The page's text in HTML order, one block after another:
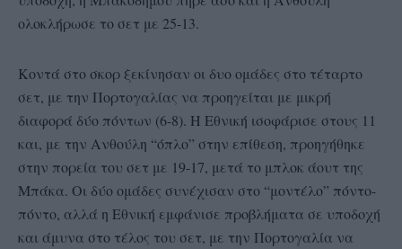
ολοκλήρωσε το σετ με 25-13.
Κοντά στο σκορ ξεκίνησαν οι δυο ομάδες στο τέταρτο
σετ, με την Πορτογαλίας να προηγείται με μικρή
διαφορά δύο πόντων (6-8). Η Εθνική ισοφάρισε στους 11
και, με την Ανθούλη “όπλο” στην επίθεση, προηγήθηκε
στην πορεία του σετ με 19-17, μετά το μπλοκ άουτ της
Μπάκα. Οι δύο ομάδες συνέχισαν στο “μοντέλο” πόντο-
πόντο, αλλά η Εθνική εμφάνισε προβλήματα σε υποδοχή
και άμυνα στο τέλος του σετ, με την Πορτογαλία να